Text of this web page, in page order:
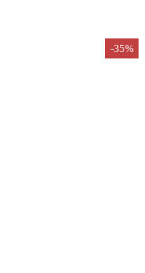
-35%
-35%
-35%
-35%
-35%
-35%